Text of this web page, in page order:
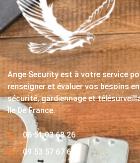
Ange Security est à votre service
renseigner et évaluer vos besoins
sécurité, gardiennage et
Île De France.
06 51 03 68 26
09 53 57 67 63